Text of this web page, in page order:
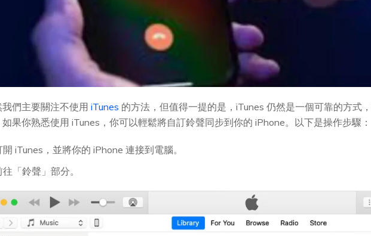
們主要關注不使用 iTunes 的方法，但值得一提的是，iTunes 仍然是一個可靠的方式
如果你熟悉使用 iTunes，你可以輕鬆將自訂鈴聲同步到你的 iPhone。以下是操作步驟：
開 iTunes，並將你的 iPhone 連接到電腦。
往「鈴聲」部分。